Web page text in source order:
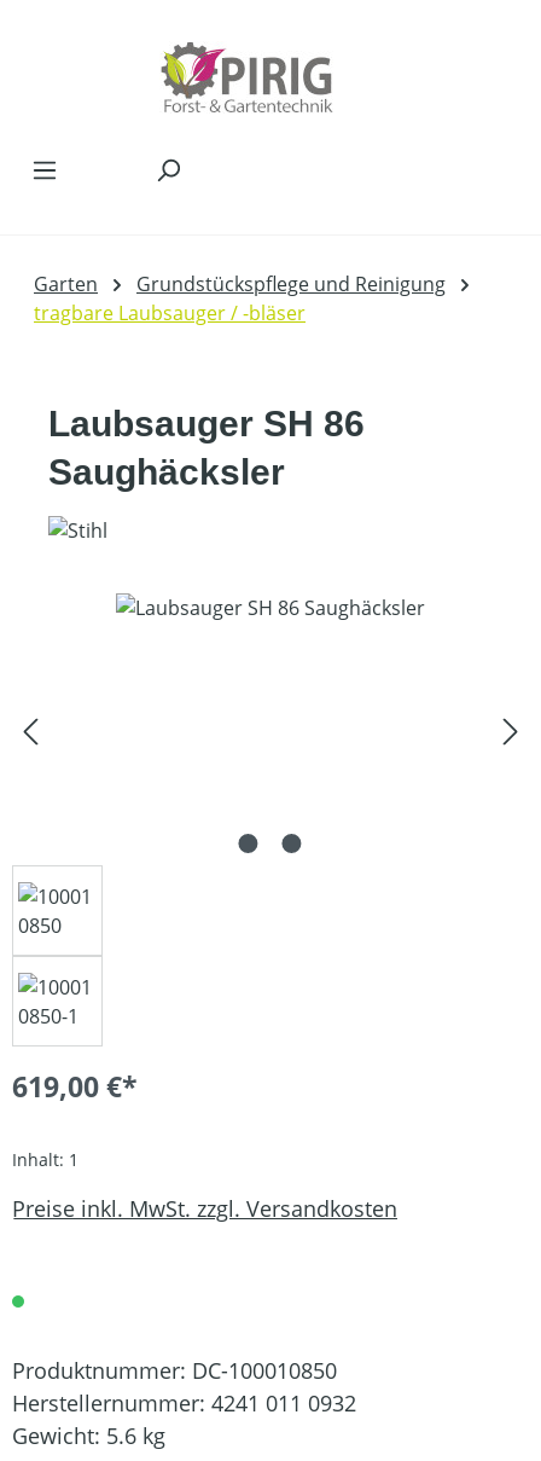
Garten
Grundstückspflege und Reinigung
tragbare Laubsauger / -bläser
Laubsauger SH 86
Saughäcksler
Bildergalerie überspringen
619,00 €*
Inhalt: 1
Preise inkl. MwSt. zzgl. Versandkosten
Produktnummer: DC-100010850
Herstellernummer: 4241 011 0932
Gewicht: 5.6 kg